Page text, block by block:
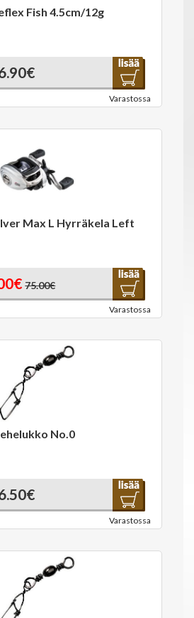
Fish 4.5cm/12g
Varastossa
Max L Hyrräkela Left
75.00€
Varastossa
No.0
Varastossa